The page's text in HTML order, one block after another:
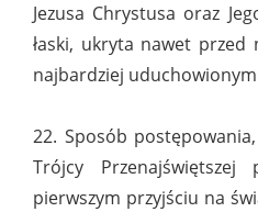
Jezusa Chrystusa oraz
łaski, ukryta nawet przed
najbardziej
22. Sposób
Trójcy
pierwszym przyjściu na